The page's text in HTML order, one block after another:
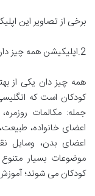
برخی از تصاویر این
2.اپلیکیشن همه چیز دان
همه چیز دان یکی از
کودکان است که
جمله: مکالمات
اعضای خانواده،
اعضای بدن، وسایل
موضوعات بسیار
کودکان می شوند؛